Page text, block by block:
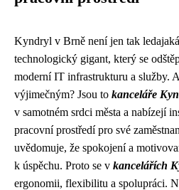
Kyndryl v Brně není jen tak
technologický gigant, který se
moderní IT infrastrukturu a služby.
výjimečným? Jsou to kanceláře
v samotném srdci města a nabízejí
pracovní prostředí pro své
uvědomuje, že spokojení a
k úspěchu. Proto se v kancelářích
ergonomii, flexibilitu a spolupráci.